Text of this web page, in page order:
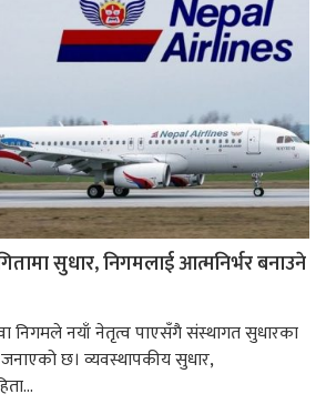
सुधार, निगमलाई आत्मनिर्भर बनाउने
निगमले नयाँ नेतृत्व पाएसँगै संस्थागत सुधारका
छ। व्यवस्थापकीय सुधार,